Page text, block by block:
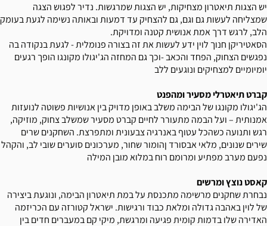
יש הצגות תיאטרון מצחיקות, יש הצגות שמרגשות. נדיר לפגוש הצגה
שמצליחה לעשות גם וגם, גם להצחיק עד דמעות ובאותה נשימה לגעת בעומק
הלב, לרגש דרך אמת אנושית קטנה ומדויקת.
הסאטיריקן חנוך לוין ידע לעשות את זה בצורה פנומלית - לגעת בנקודה בה
נפגשים הצחוק, הפחד והכאב -וכך גם המחזה הג'יגולו מקונגו הופך רגעים
יומיומיים למצחיקים ונוגעים ללב
קברט תיאטרלי מסעיר ומהפנט
הג'יגולו מקונגו של הבימה משלב באופן מדויק בין אנושיות פשוטה לנועזות
אמנותית – ועל הבמה מתעורר לחיים קברט מסעיר שמשלב צחוק, מוזיקה,
רגש ותנועה כשהכל עטוף באנרגיה צבעונית ומתפרצת. השחקנים שרים
שירים שנונים, מלאי אבסורד ןהומור שחור, מערכונים סוערים שובי לב, והקהל
נפעם מערב מפתיע ומרומם רוח במלוא מובן המילה
קאסט נוצץ ומרשים
נבחרת שחקנים מרשימה מתכנסת על במת תיאטרון הבימה, ונוגעת ביצירה
של לוין באהבה גדולה ומלאת כבוד ורגישות. ישראל קטורזה עם הכריזמה
האדירה שלו בדמות קומית פגיעה ומרגשת, מיקי קם במעברים חדים בין